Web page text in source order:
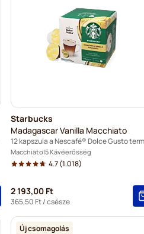
Starbucks
Madagascar Vanilla Macchiato
Macchiato 5 Kávéerősség
4.7(1.018)
2 193,00 Ft
365,50 Ft/ csésze
Új csomagolás